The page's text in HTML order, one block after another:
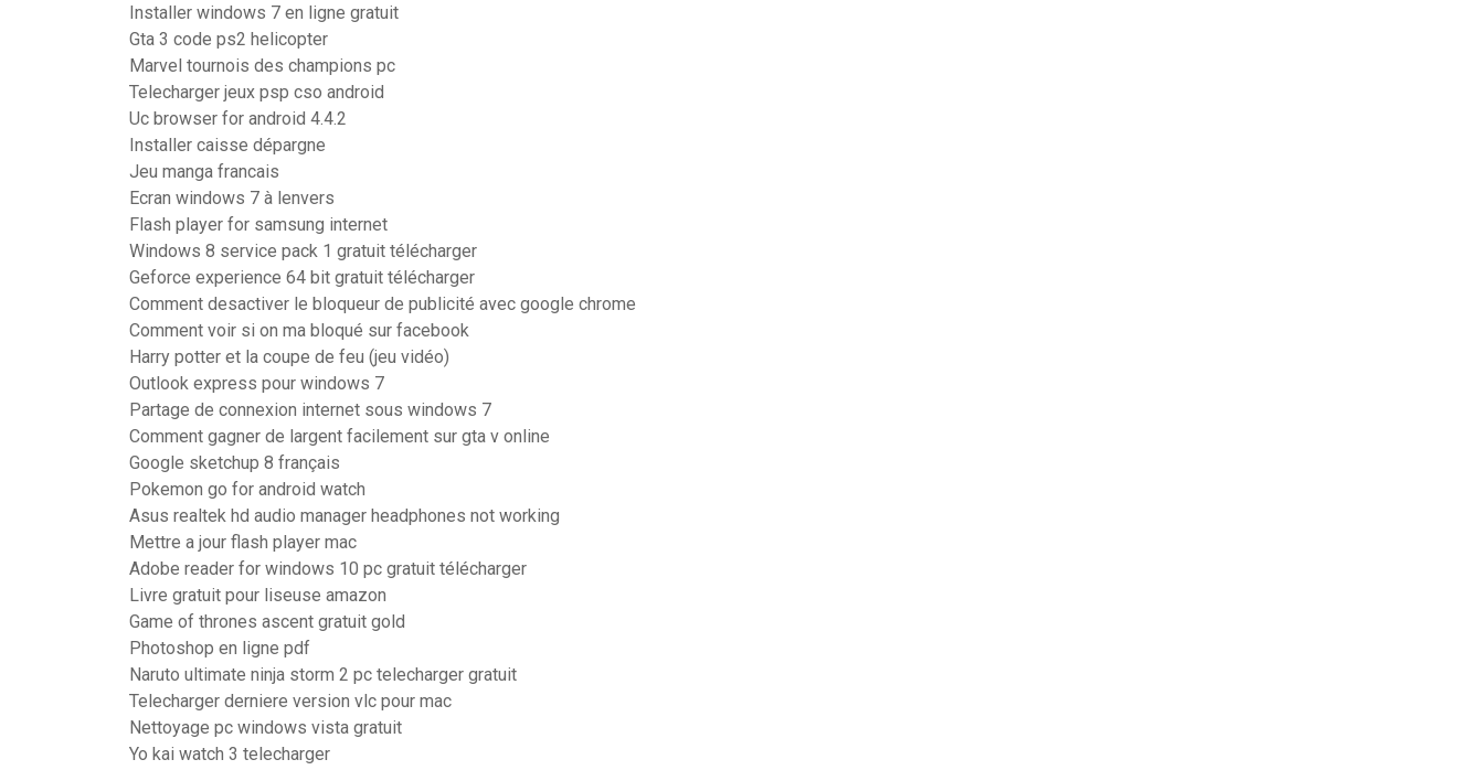
Installer windows 7 en ligne gratuit
Gta 3 code ps2 helicopter
Marvel tournois des champions pc
Telecharger jeux psp cso android
Uc browser for android 4.4.2
Installer caisse dépargne
Jeu manga francais
Ecran windows 7 à lenvers
Flash player for samsung internet
Windows 8 service pack 1 gratuit télécharger
Geforce experience 64 bit gratuit télécharger
Comment desactiver le bloqueur de publicité avec google chrome
Comment voir si on ma bloqué sur facebook
Harry potter et la coupe de feu (jeu vidéo)
Outlook express pour windows 7
Partage de connexion internet sous windows 7
Comment gagner de largent facilement sur gta v online
Google sketchup 8 français
Pokemon go for android watch
Asus realtek hd audio manager headphones not working
Mettre a jour flash player mac
Adobe reader for windows 10 pc gratuit télécharger
Livre gratuit pour liseuse amazon
Game of thrones ascent gratuit gold
Photoshop en ligne pdf
Naruto ultimate ninja storm 2 pc telecharger gratuit
Telecharger derniere version vlc pour mac
Nettoyage pc windows vista gratuit
Yo kai watch 3 telecharger